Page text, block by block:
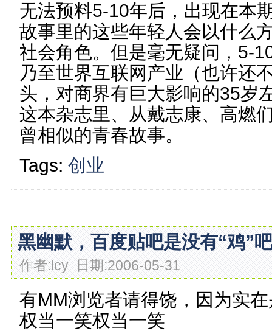
无法预料5-10年后，出现在本
故事里的这些年轻人会以什么
社会角色。但是毫无疑问，5-
乃至世界互联网产业（也许还
头，对商界有巨大影响的35岁
这本杂志里、从戴志康、高燃
曾相似的青春故事。
Tags:创业
黑幽默，百度贴吧是没有“鸡”
作者:lcy 日期:2006-05-31
有MM浏览者请得饶，因为实
权当一笑权当一笑